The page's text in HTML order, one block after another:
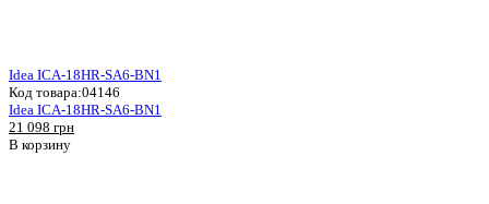
Idea ICA-18HR-SA6-BN1
Код товара:04146
Idea ICA-18HR-SA6-BN1
21 098 грн
В корзину